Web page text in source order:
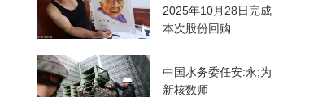
2025年10月28日完成
本次股份回购
中国水务委任安:永;为
新核数师